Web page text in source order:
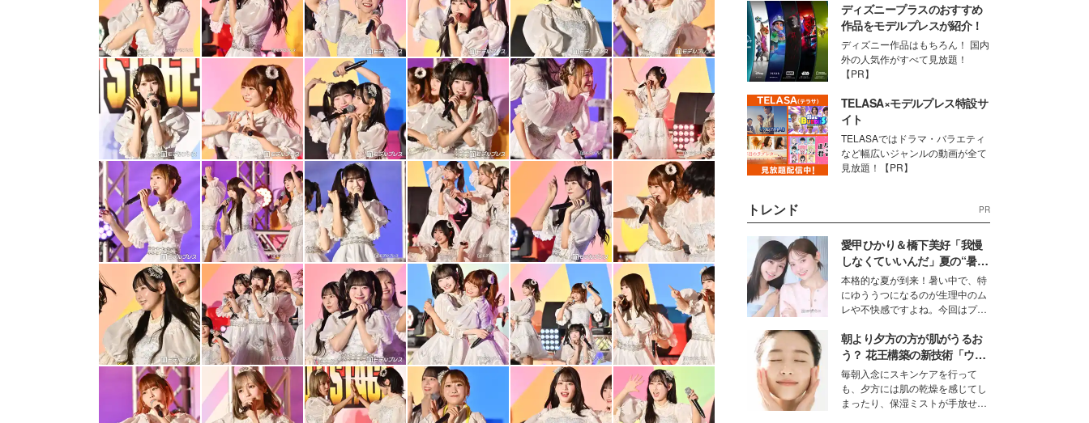
ディズニープラスのおすすめ
作品をモデルプレスが紹介！
ディズニー作品はもちろん！ 国内
外の人気作がすべて見放題！
【PR】
TELASA×モデルプレス特設サ
イト
TELASAではドラマ・バラエティ
など幅広いジャンルの動画が全て
見放題！【PR】
トレンド PR
愛甲ひかり＆橋下美好「我慢
しなくていいんだ」夏の“暑さ
対策”の新しい選択肢とは？
本格的な夏が到来！暑い中で、特
にゆううつになるのが生理中のム
レや不快感ですよね。今回はプラ
モデル・愛甲ひかりさんと橋下美
好さんを迎えて本音で女子会トー
ク。猛暑のお出かけを快適に過ご
すヒントや、2人が感動した夏の
生理の新常識にも迫りました。
朝より夕方の方が肌がうるお
う？ 花王構築の新技術「ウォ
ーターキャプチャリングスキ
ン（捕水肌）」がスキンケア
の常識を変える予感
毎朝入念にスキンケアを行って
も、夕方には肌の乾燥を感じてし
まったり、保湿ミストが手放せな